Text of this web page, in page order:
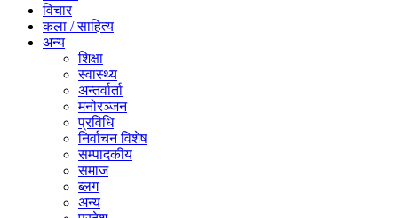
विचार
कला / साहित्य
अन्य
शिक्षा
स्वास्थ्य
अन्तर्वार्ता
मनोरञ्जन
प्रविधि
निर्वाचन विशेष
सम्पादकीय
समाज
ब्लग
अन्य